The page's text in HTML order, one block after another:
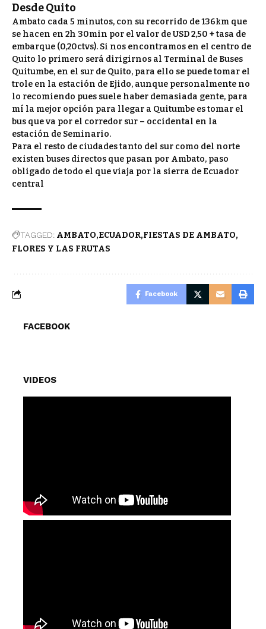
Desde Quito
Ambato cada 5 minutos, con su recorrido de 136km que
se hacen en 2h 30min por el valor de USD 2,50 + tasa de
embarque (0,20ctvs). Si nos encontramos en el centro de
Quito lo primero será dirigirnos al Terminal de Buses
Quitumbe, en el sur de Quito, para ello se puede tomar el
trole en la estación de Ejido, aunque personalmente no
lo recomiendo pues suele haber demasiada gente, para
mí la mejor opción para llegar a Quitumbe es tomar el
bus que va por el corredor sur – occidental en la
estación de Seminario.
Para el resto de ciudades tanto del sur como del norte
existen buses directos que pasan por Ambato, paso
obligado de todo el que viaja por la sierra de Ecuador
central
TAGGED: AMBATO ECUADOR FIESTAS DE AMBATO
FLORES Y LAS FRUTAS
Facebook
FACEBOOK
VIDEOS